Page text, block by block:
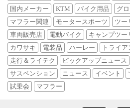
国内メーカー
KTM バイク用品 グ
マフラー関連
モータースポーツ ツー
車両販売店
電動バイク キャンプツー
カワサキ
電装品 ハーレー トライア
走行＆ライテク
ピックアップニュース
サスペンション
ニュース イベント
試乗会
マフラー